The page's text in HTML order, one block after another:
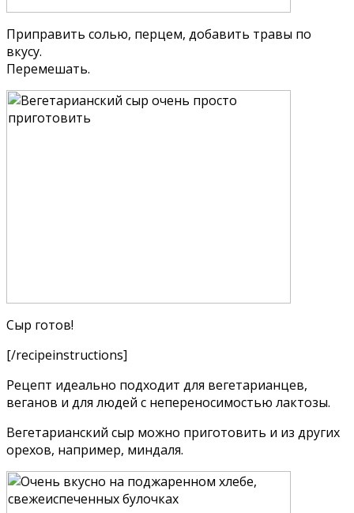
Приправить солью, перцем, добавить травы по
вкусу.
Перемешать.
Сыр готов!
[/recipeinstructions]
Рецепт идеально подходит для вегетарианцев,
веганов и для людей с непереносимостью лактозы.
Вегетарианский сыр можно приготовить и из других
орехов, например, миндаля.